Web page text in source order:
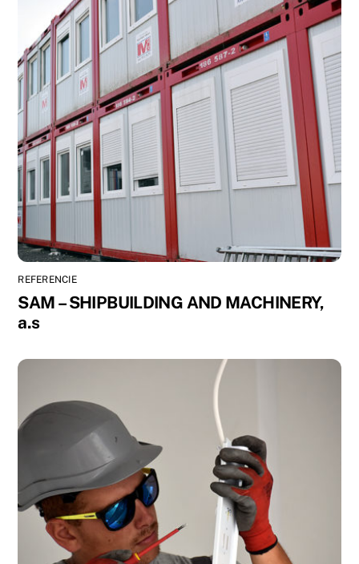
REFERENCIE
SAM – SHIPBUILDING AND MACHINERY,
a.s